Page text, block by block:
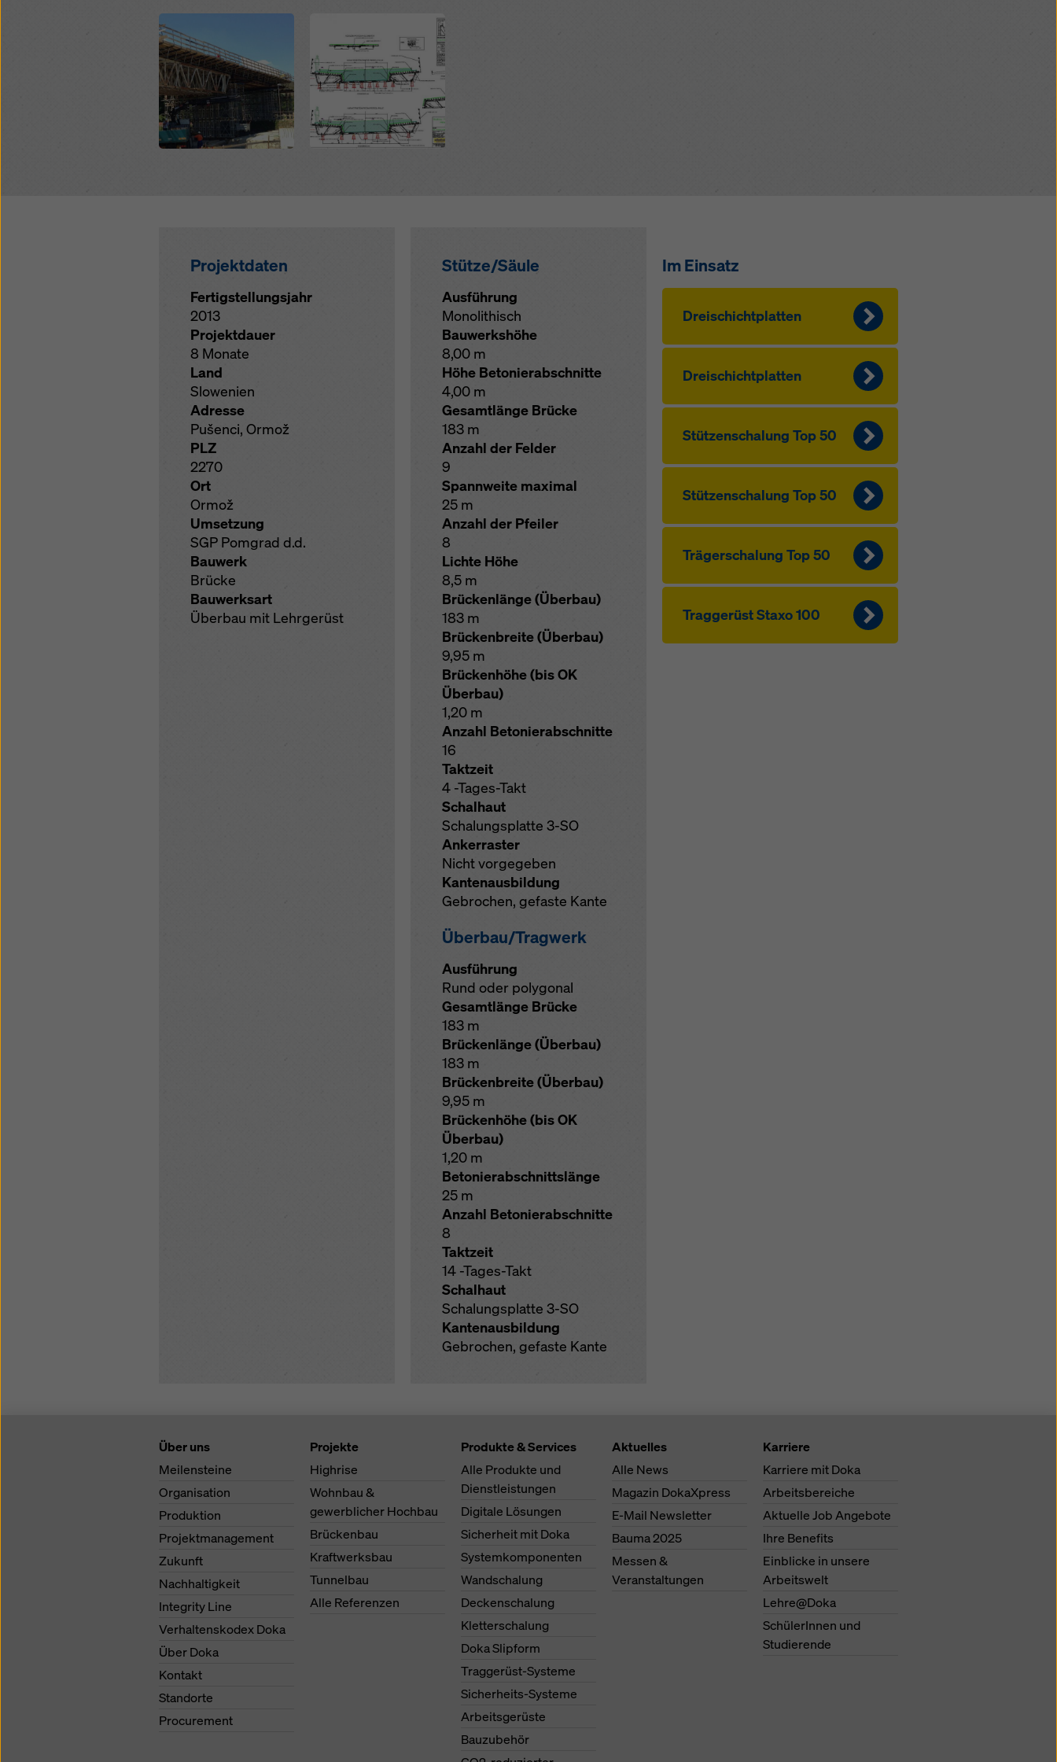
Open
Projektdaten
Fertigstellungsjahr
2013
Projektdauer
8 Monate
Land
Slowenien
Adresse
Pušenci, Ormož
PLZ
2270
Ort
Ormož
Umsetzung
SGP Pomgrad d.d.
Bauwerk
Brücke
Bauwerksart
Überbau mit Lehrgerüst
Stütze/Säule
Ausführung
Monolithisch
Bauwerkshöhe
8,00 m
Höhe Betonierabschnitte
4,00 m
Gesamtlänge Brücke
183 m
Anzahl der Felder
9
Spannweite maximal
25 m
Anzahl der Pfeiler
8
Lichte Höhe
8,5 m
Brückenlänge (Überbau)
183 m
Brückenbreite (Überbau)
9,95 m
Brückenhöhe (bis OK
Überbau)
1,20 m
Anzahl Betonierabschnitte
16
Taktzeit
4 -Tages-Takt
Schalhaut
Schalungsplatte 3-SO
Ankerraster
Nicht vorgegeben
Kantenausbildung
Gebrochen, gefaste Kante
Überbau/Tragwerk
Ausführung
Rund oder polygonal
Gesamtlänge Brücke
183 m
Brückenlänge (Überbau)
183 m
Brückenbreite (Überbau)
9,95 m
Brückenhöhe (bis OK
Überbau)
1,20 m
Betonierabschnittslänge
25 m
Anzahl Betonierabschnitte
8
Taktzeit
14 -Tages-Takt
Schalhaut
Schalungsplatte 3-SO
Kantenausbildung
Gebrochen, gefaste Kante
Im Einsatz
Dreischichtplatten
Dreischichtplatten
Stützen­schalung Top 50
Stützen­schalung Top 50
Träger­schalung Top 50
Traggerüst Staxo 100
Über uns
Meilensteine
Organisation
Produktion
Projektmanagement
Zukunft
Nachhaltigkeit
Integrity Line
Verhaltenskodex Doka
Über Doka
Kontakt
Standorte
Procurement
Projekte
Highrise
Wohnbau &
gewerblicher Hochbau
Brückenbau
Kraftwerksbau
Tunnelbau
Alle Referenzen
Produkte & Services
Alle Produkte und
Dienstleistungen
Digitale Lösungen
Sicherheit mit Doka
Systemkomponenten
Wandschalung
Deckenschalung
Kletterschalung
Doka Slipform
Traggerüst-Systeme
Sicherheits-Systeme
Arbeitsgerüste
Bauzubehör
Aktuelles
Alle News
Magazin DokaXpress
E-Mail Newsletter
Bauma 2025
Messen &
Veranstaltungen
Karriere
Karriere mit Doka
Arbeitsbereiche
Aktuelle Job Angebote
Ihre Benefits
Einblicke in unsere
Arbeitswelt
Lehre@Doka
SchülerInnen und
Studierende
. Wir bieten Ihnen auch die Möglichkeit, Ihre Cookies
auszuwählen (Erweiterte Cookie-Einstellungen).